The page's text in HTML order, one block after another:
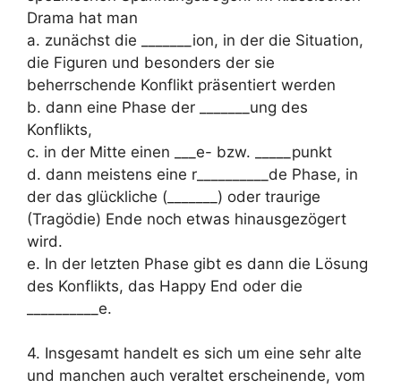
Drama hat man
a. zunächst die _______ion, in der die Situation,
die Figuren und besonders der sie
beherrschende Konflikt präsentiert werden
b. dann eine Phase der _______ung des
Konflikts,
c. in der Mitte einen ___e- bzw. _____punkt
d. dann meistens eine r__________de Phase, in
der das glückliche (_______) oder traurige
(Tragödie) Ende noch etwas hinausgezögert
wird.
e. In der letzten Phase gibt es dann die Lösung
des Konflikts, das Happy End oder die
__________e.
4. Insgesamt handelt es sich um eine sehr alte
und manchen auch veraltet erscheinende, vom